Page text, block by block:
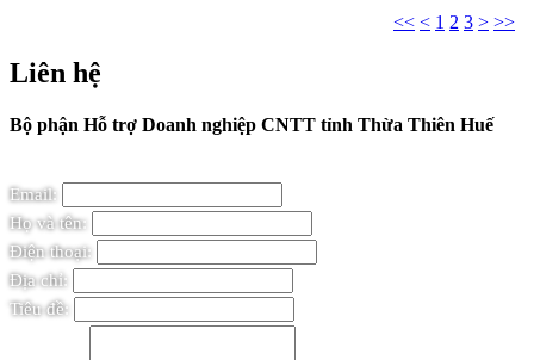
<< < 1 2 3 > >>
Liên hệ
Bộ phận Hỗ trợ Doanh nghiệp CNTT tỉnh Thừa Thiên Huế
Email:
Họ và tên:
Điện thoại:
Địa chỉ:
Tiêu đề: